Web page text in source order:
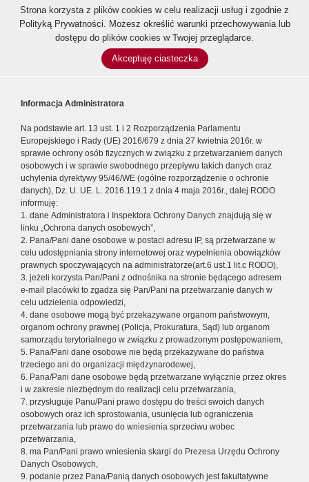
Strona korzysta z plików cookies w celu realizacji usług i zgodnie z
Polityką Prywatności. Możesz określić warunki przechowywania lub
dostępu do plików cookies w Twojej przeglądarce.
Akceptuję ciasteczka
Informacja Administratora
Na podstawie art. 13 ust. 1 i 2 Rozporządzenia Parlamentu
Europejskiego i Rady (UE) 2016/679 z dnia 27 kwietnia 2016r. w
sprawie ochrony osób fizycznych w związku z przetwarzaniem danych
osobowych i w sprawie swobodnego przepływu takich danych oraz
uchylenia dyrektywy 95/46/WE (ogólne rozporządzenie o ochronie
danych), Dz. U. UE. L. 2016.119.1 z dnia 4 maja 2016r., dalej RODO
informuję:
1. dane Administratora i Inspektora Ochrony Danych znajdują się w
linku „Ochrona danych osobowych”,
2. Pana/Pani dane osobowe w postaci adresu IP, są przetwarzane w
celu udostępniania strony internetowej oraz wypełnienia obowiązków
prawnych spoczywających na administratorze(art.6 ust.1 lit.c RODO),
3. jeżeli korzysta Pan/Pani z odnośnika na stronie będącego adresem
e-mail placówki to zgadza się Pan/Pani na przetwarzanie danych w
celu udzielenia odpowiedzi,
4. dane osobowe mogą być przekazywane organom państwowym,
organom ochrony prawnej (Policja, Prokuratura, Sąd) lub organom
samorządu terytorialnego w związku z prowadzonym postępowaniem,
5. Pana/Pani dane osobowe nie będą przekazywane do państwa
trzeciego ani do organizacji międzynarodowej,
6. Pana/Pani dane osobowe będą przetwarzane wyłącznie przez okres
i w zakresie niezbędnym do realizacji celu przetwarzania,
7. przysługuje Panu/Pani prawo dostępu do treści swoich danych
osobowych oraz ich sprostowania, usunięcia lub ograniczenia
przetwarzania lub prawo do wniesienia sprzeciwu wobec
przetwarzania,
8. ma Pan/Pani prawo wniesienia skargi do Prezesa Urzędu Ochrony
Danych Osobowych,
9. podanie przez Pana/Panią danych osobowych jest fakultatywne